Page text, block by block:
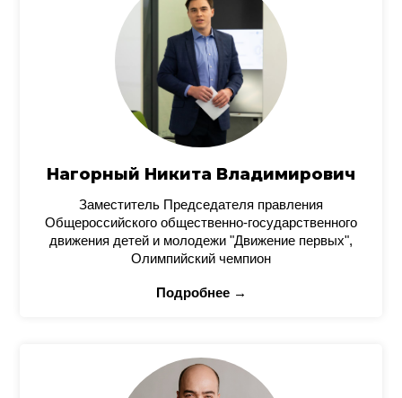
Нагорный Никита Владимирович
Заместитель Председателя правления
Общероссийского общественно-государственного
движения детей и молодежи "Движение первых",
Олимпийский чемпион
Подробнее →